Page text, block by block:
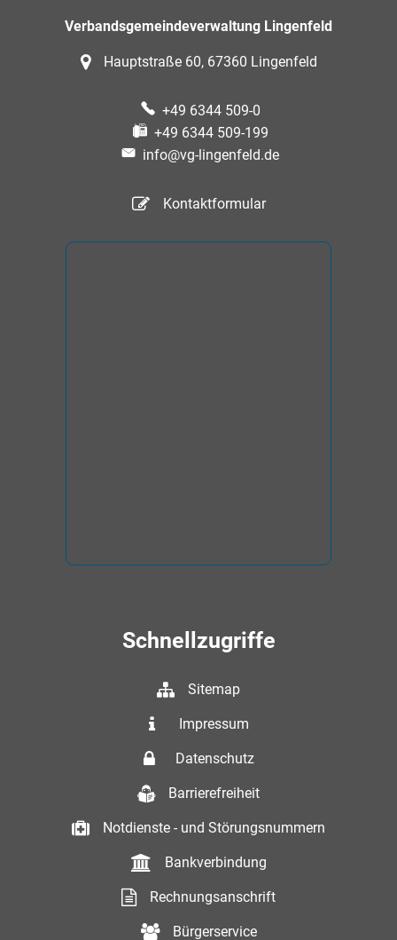
Verbandsgemeindeverwaltung Lingenfeld
Hauptstraße 60, 67360 Lingenfeld
+49 6344 509-0
+49 6344 509-199
info@vg-lingenfeld.de
Kontaktformular
Schnellzugriffe
Sitemap
Impressum
Datenschutz
Barrierefreiheit
Notdienste - und Störungsnummern
Bankverbindung
Rechnungsanschrift
Bürgerservice